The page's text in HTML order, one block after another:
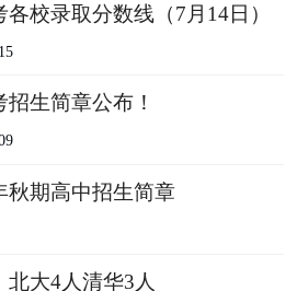
校录取分数线（7月14日）
生简章公布！
秋期高中招生简章
大4人清华3人